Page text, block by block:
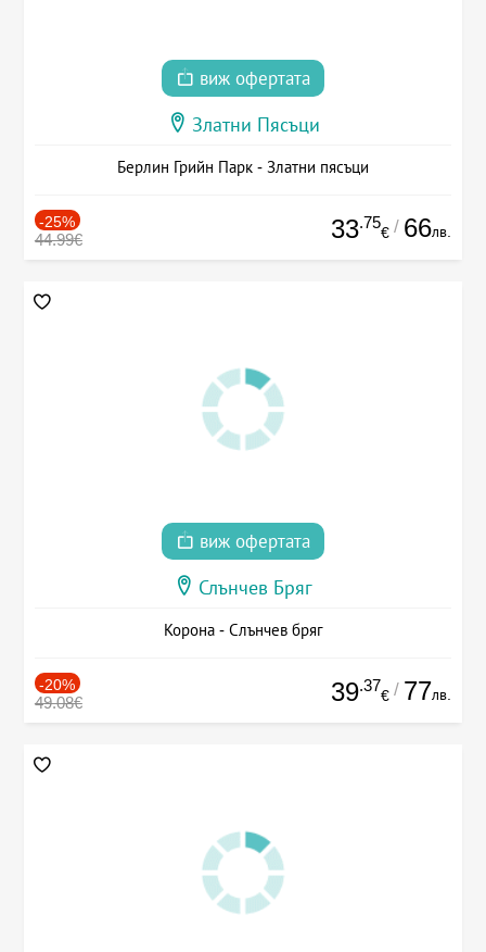
виж офертата
Златни Пясъци
Берлин Грийн Парк - Златни пясъци
-25%
44.99€ 33.75
€ / 66лв.
виж офертата
Слънчев Бряг
Корона - Слънчев бряг
-20%
49.08€ 39.37
€ / 77лв.